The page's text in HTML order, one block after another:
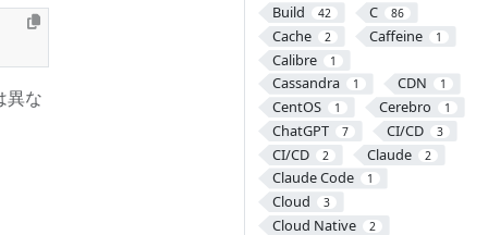
Build 42 C 86
Cache 2 Caffeine 1
Calibre 1
Cassandra 1 CDN 1
CentOS 1 Cerebro 1
ChatGPT 7 CI/CD 3
CI/CD 2 Claude 2
Claude Code 1
Cloud 3
Cloud Native 2
異な